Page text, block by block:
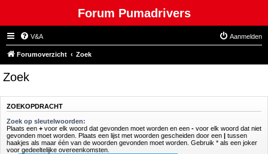
Forum Pumadrivers
V&A Aanmelden
Forumoverzicht Zoek
Zoek
ZOEKOPDRACHT
Zoek op sleutelwoorden:
Plaats een + voor elk woord dat gevonden moet worden en een - voor elk woord dat niet
gevonden moet worden. Plaats een lijst met woorden gescheiden door een | tussen
haakjes als maar één van de woorden gevonden moet worden. Gebruik * als een joker
voor gedeeltelijke overeenkomsten.